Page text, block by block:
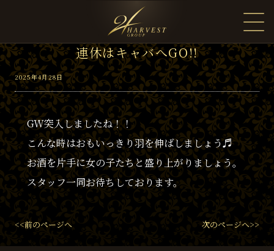
連休はキャバへGO!!
2025年4月28日
GW突入しましたね！！
こんな時はおもいっきり羽を伸ばしましょう♬
お酒を片手に女の子たちと盛り上がりましょう。
スタッフ一同お待ちしております。
<<前のページへ 次のページへ>>